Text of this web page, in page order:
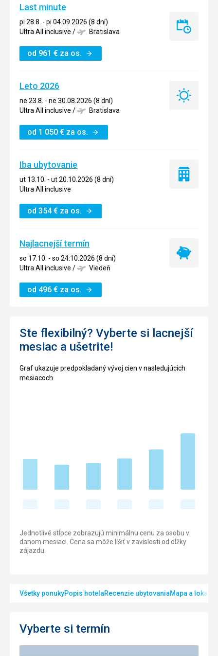
Last minute
pi 28.8. - pi 04.09.2026 (8 dní)
Ultra All inclusive / Bratislava
od 961 € za os.
Last
Leto 2026
ne 23.8. - ne 30.08.2026 (8 dní)
Ultra All inclusive / Bratislava
od 1 050 € za os.
Leto
Iba ubytovanie
ut 13.10. - ut 20.10.2026 (8 dní)
Ultra All inclusive
od 354€ za os.
Iba
Najlacnejší termín
so 17.10. - so 24.10.2026 (8 dní)
Ultra All inclusive / Viedeň
od 496 € za os.
Najlacnejší
Ste flexibilný? Vyberte si lacnejší
mesiac a ušetrite!
Graf ukazuje predpokladaný vývoj cien v nasledujúcich
mesiacoch.
Jednotlivé stĺpce zobrazujú minimálnu cenu za osobu v
danom mesiaci. Cena sa môže líšiť v zavislosti od dĺžky
zájazdu.
Všetky ponukyPopis hotelaRecenzie ubytovaniaMapa a lokalita
Vyberte si termín